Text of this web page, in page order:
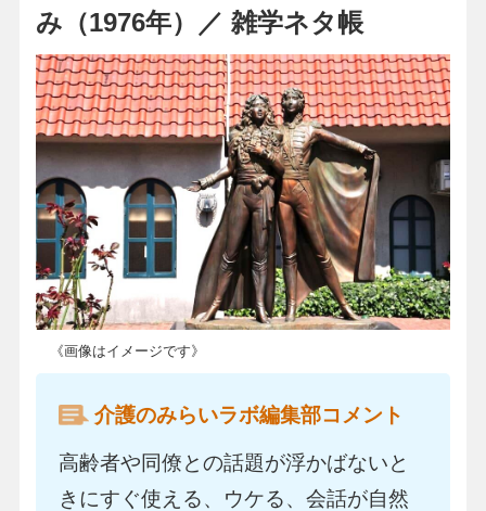
み（1976年）／ 雑学ネタ帳
《画像はイメージです》
介護のみらいラボ編集部コメント
高齢者や同僚との話題が浮かばないと
きにすぐ使える、ウケる、会話が自然